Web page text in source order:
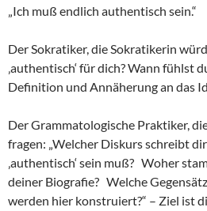
„Ich muß endlich authentisch sein.“
Der Sokratiker, die Sokratikerin
‚authentisch‘ für dich? Wann fühlst
Definition und Annäherung an das
Der Grammatologische Praktiker,
fragen: „Welcher Diskurs schreibt
‚authentisch‘ sein muß? Woher
deiner Biografie? Welche
werden hier konstruiert?“ – Ziel ist